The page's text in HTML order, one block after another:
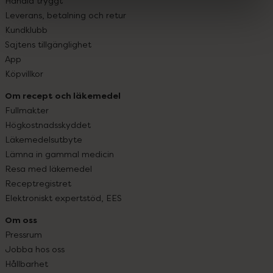
Leverans, betalning och retur
Kundklubb
Sajtens tillgänglighet
App
Köpvillkor
Om recept och läkemedel
Fullmakter
Högkostnadsskyddet
Läkemedelsutbyte
Lämna in gammal medicin
Resa med läkemedel
Receptregistret
Elektroniskt expertstöd, EES
Om oss
Pressrum
Jobba hos oss
Hållbarhet